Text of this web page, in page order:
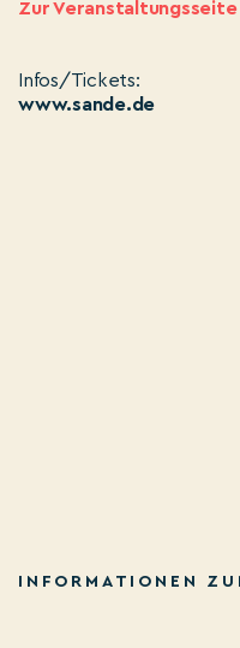
Zur Veranstaltungsseite
Infos/Tickets:
www.sande.de
INFORMATIONEN